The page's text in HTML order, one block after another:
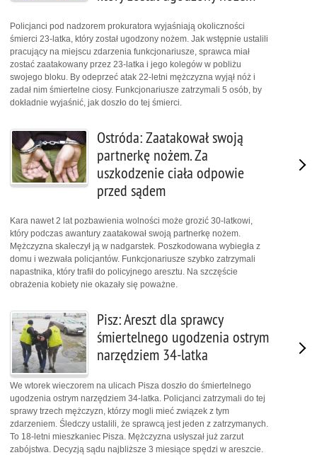
Policjanci pod nadzorem prokuratora wyjaśniają okoliczności
śmierci 23-latka, który został ugodzony nożem. Jak wstępnie ustalili
pracujący na miejscu zdarzenia funkcjonariusze, sprawca miał
zostać zaatakowany przez 23-latka i jego kolegów w pobliżu
swojego bloku. By odeprzeć atak 22-letni mężczyzna wyjął nóż i
zadał nim śmiertelne ciosy. Funkcjonariusze zatrzymali 5 osób, by
dokładnie wyjaśnić, jak doszło do tej śmierci.
Ostróda: Zaatakował swoją
partnerkę nożem. Za
uszkodzenie ciała odpowie
przed sądem
Kara nawet 2 lat pozbawienia wolności może grozić 30-latkowi,
który podczas awantury zaatakował swoją partnerkę nożem.
Mężczyzna skaleczył ją w nadgarstek. Poszkodowana wybiegła z
domu i wezwała policjantów. Funkcjonariusze szybko zatrzymali
napastnika, który trafił do policyjnego aresztu. Na szczęście
obrażenia kobiety nie okazały się poważne.
Pisz: Areszt dla sprawcy
śmiertelnego ugodzenia ostrym
narzędziem 34-latka
We wtorek wieczorem na ulicach Pisza doszło do śmiertelnego
ugodzenia ostrym narzędziem 34-latka. Policjanci zatrzymali do tej
sprawy trzech mężczyzn, którzy mogli mieć związek z tym
zdarzeniem. Śledczy ustalili, że sprawcą jest jeden z zatrzymanych.
To 18-letni mieszkaniec Pisza. Mężczyzna usłyszał już zarzut
zabójstwa. Decyzją sądu najbliższe 3 miesiące spędzi w areszcie.